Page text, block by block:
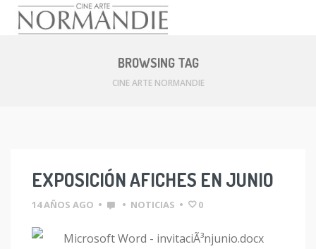
BROWSING TAG
CINE ARTE NORMANDIE
EXPOSICIÓN AFICHES EN JUNIO
14 AÑOS AGO • • NOTICIAS • 0